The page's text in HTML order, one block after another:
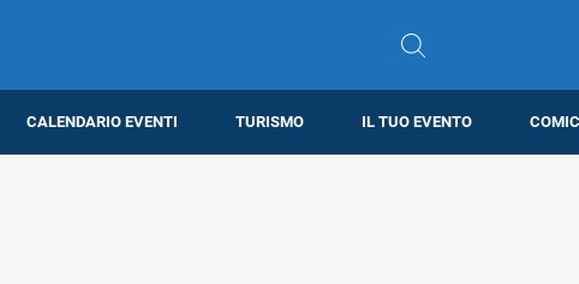
CALENDARIO EVENTI TURISMO IL TUO EVENTO